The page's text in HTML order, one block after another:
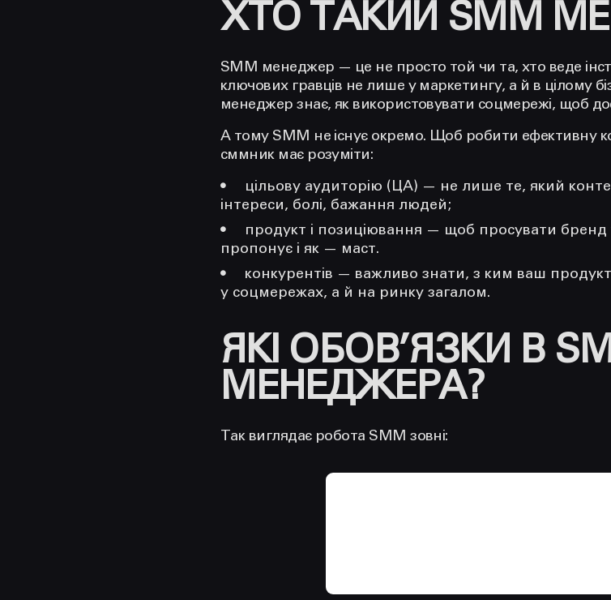
ХТО ТАКИЙ SMM
SMM менеджер — це не просто той чи та, хто веде
ключових гравців не лише у маркетингу, а й в цілому
менеджер знає, як використовувати соцмережі, щоб
А тому SMM не існує окремо. Щоб робити ефективну
сммник має розуміти:
цільову аудиторію (ЦА) — не лише те, який
інтереси, болі, бажання людей;
продукт і позиціювання — щоб просувати бренд
пропонує і як — маст.
конкурентів — важливо знати, з ким ваш продукт
у соцмережах, а й на ринку загалом.
ЯКІ ОБОВ’ЯЗКИ В
МЕНЕДЖЕРА?
Так виглядає робота SMM зовні: